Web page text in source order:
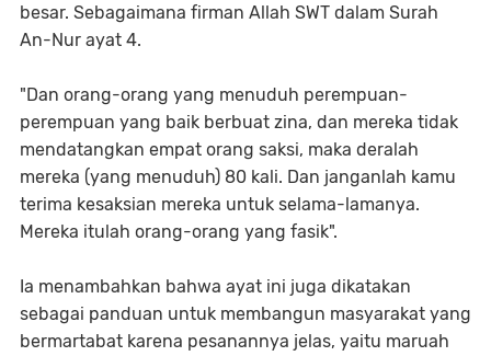
besar. Sebagaimana firman Allah SWT dalam Surah
An-Nur ayat 4.
"Dan orang-orang yang menuduh perempuan-
perempuan yang baik berbuat zina, dan mereka tidak
mendatangkan empat orang saksi, maka deralah
mereka (yang menuduh) 80 kali. Dan janganlah kamu
terima kesaksian mereka untuk selama-lamanya.
Mereka itulah orang-orang yang fasik".
Ia menambahkan bahwa ayat ini juga dikatakan
sebagai panduan untuk membangun masyarakat yang
bermartabat karena pesanannya jelas, yaitu maruah